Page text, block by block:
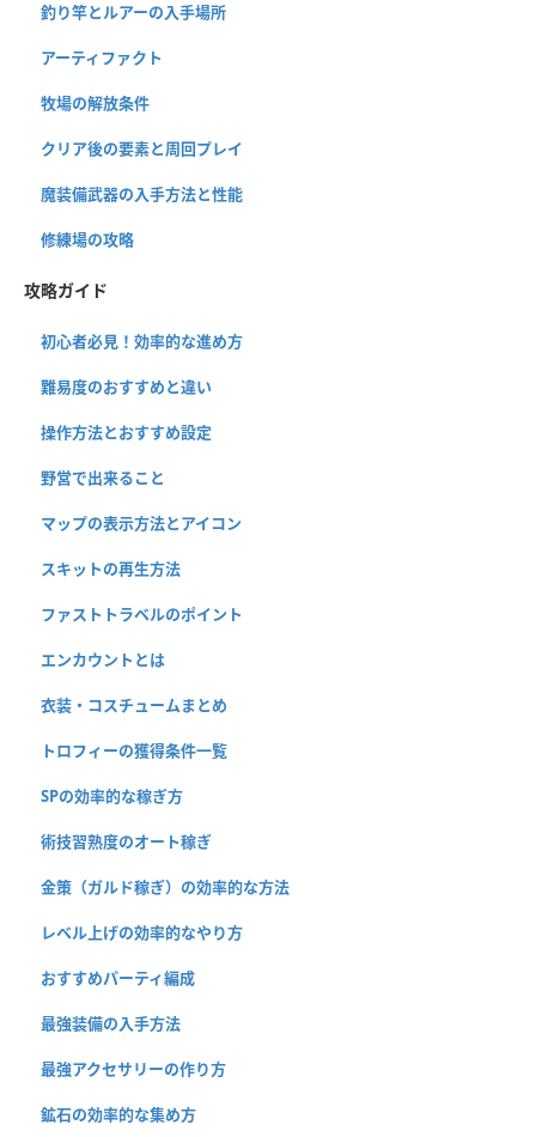
釣り竿とルアーの入手場所
アーティファクト
牧場の解放条件
クリア後の要素と周回プレイ
魔装備武器の入手方法と性能
修練場の攻略
攻略ガイド
初心者必見！効率的な進め方
難易度のおすすめと違い
操作方法とおすすめ設定
野営で出来ること
マップの表示方法とアイコン
スキットの再生方法
ファストトラベルのポイント
エンカウントとは
衣装・コスチュームまとめ
トロフィーの獲得条件一覧
SPの効率的な稼ぎ方
術技習熟度のオート稼ぎ
金策（ガルド稼ぎ）の効率的な方法
レベル上げの効率的なやり方
おすすめパーティ編成
最強装備の入手方法
最強アクセサリーの作り方
鉱石の効率的な集め方